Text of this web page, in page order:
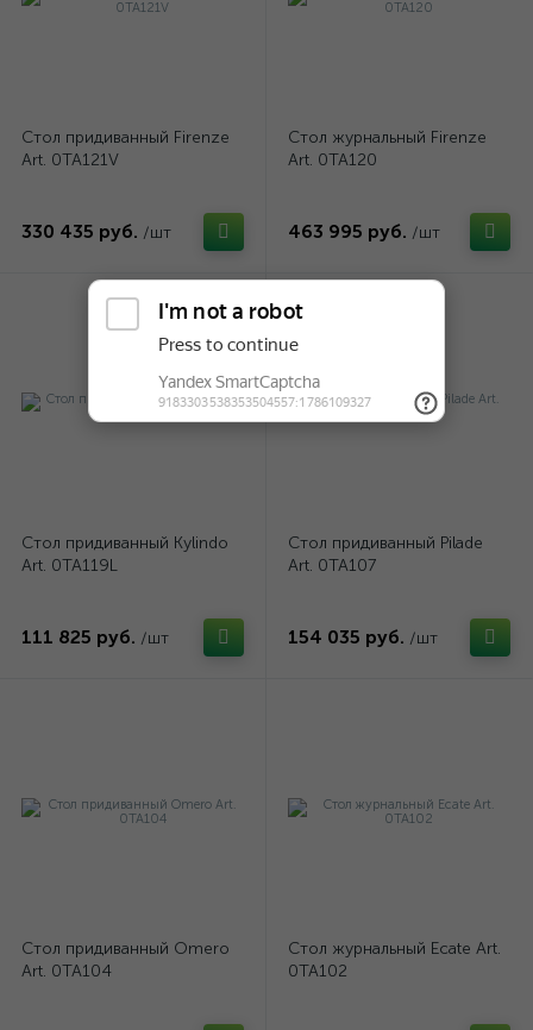
Стол придиванный Firenze
Art. 0TA121V
330 435 руб. /шт
Стол журнальный Firenze
Art. 0TA120
463 995 руб. /шт
Стол придиванный Kylindo
Art. 0TA119L
111 825 руб. /шт
Стол придиванный Pilade
Art. 0TA107
154 035 руб. /шт
Стол придиванный Omero
Art. 0TA104
Стол журнальный Ecate Art.
0TA102